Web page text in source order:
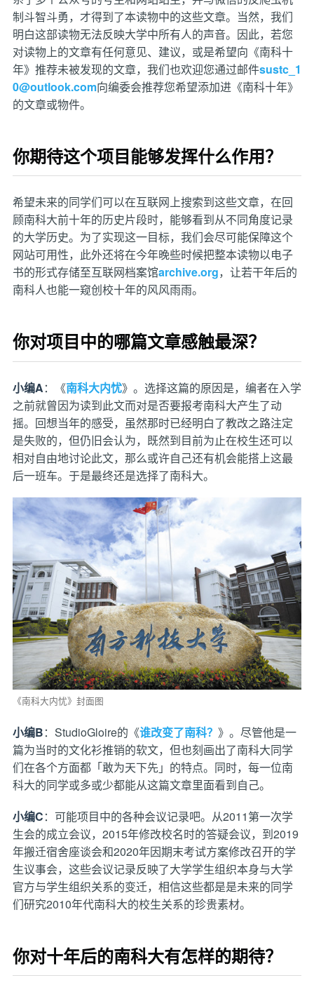
制斗智斗勇，才得到了本读物中的这些文章。当然，我们
明白这部读物无法反映大学中所有人的声音。因此，若您
对读物上的文章有任何意见、建议，或是希望向《南科十
年》推荐未被发现的文章，我们也欢迎您通过邮件sustc_1
0@outlook.com向编委会推荐您希望添加进《南科十年》
的文章或物件。
你期待这个项目能够发挥什么作用？
希望未来的同学们可以在互联网上搜索到这些文章，在回
顾南科大前十年的历史片段时，能够看到从不同角度记录
的大学历史。为了实现这一目标，我们会尽可能保障这个
网站可用性，此外还将在今年晚些时候把整本读物以电子
书的形式存储至互联网档案馆archive.org，让若干年后的
南科人也能一窥创校十年的风风雨雨。
你对项目中的哪篇文章感触最深？
小编A：《南科大内忧》。选择这篇的原因是，编者在入学
之前就曾因为读到此文而对是否要报考南科大产生了动
摇。回想当年的感受，虽然那时已经明白了教改之路注定
是失败的，但仍旧会认为，既然到目前为止在校生还可以
相对自由地讨论此文，那么或许自己还有机会能搭上这最
后一班车。于是最终还是选择了南科大。
《南科大内忧》封面图
小编B：StudioGloire的《谁改变了南科？ 》。尽管他是一
篇为当时的文化衫推销的软文，但也刻画出了南科大同学
们在各个方面都「敢为天下先」的特点。同时，每一位南
科大的同学或多或少都能从这篇文章里面看到自己。
小编C：可能项目中的各种会议记录吧。从2011第一次学
生会的成立会议，2015年修改校名时的答疑会议，到2019
年搬迁宿舍座谈会和2020年因期末考试方案修改召开的学
生议事会，这些会议记录反映了大学学生组织本身与大学
官方与学生组织关系的变迁，相信这些都是是未来的同学
们研究2010年代南科大的校生关系的珍贵素材。
你对十年后的南科大有怎样的期待？